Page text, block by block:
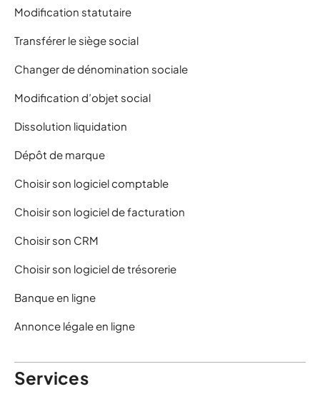
Modification statutaire
Transférer le siège social
Changer de dénomination sociale
Modification d’objet social
Dissolution liquidation
Dépôt de marque
Choisir son logiciel comptable
Choisir son logiciel de facturation
Choisir son CRM
Choisir son logiciel de trésorerie
Banque en ligne
Annonce légale en ligne
Services